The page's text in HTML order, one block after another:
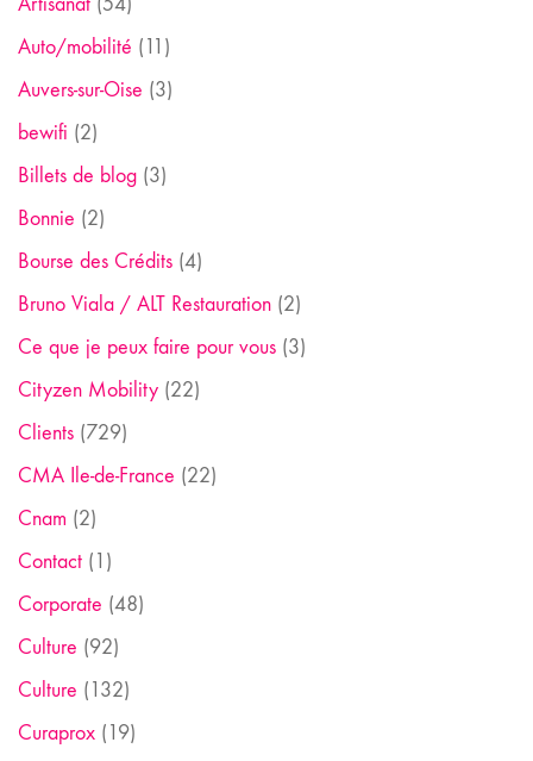
Auto/mobilité (11)
Auvers-sur-Oise (3)
bewifi (2)
Billets de blog (3)
Bonnie (2)
Bourse des Crédits (4)
Bruno Viala / ALT Restauration (2)
Ce que je peux faire pour vous (3)
Cityzen Mobility (22)
Clients (729)
CMA Ile-de-France (22)
Cnam (2)
Contact (1)
Corporate (48)
Culture (92)
Culture (132)
Curaprox (19)